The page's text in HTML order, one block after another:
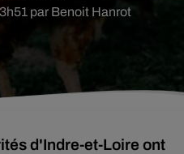
par Benoit Hanrot
d'Indre-et-Loire ont